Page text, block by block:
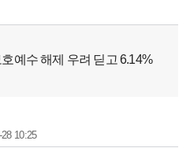
예수 해제 우려 딛고 6.14%
10:25